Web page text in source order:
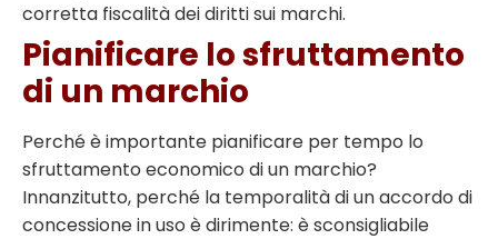
corretta fiscalità dei diritti sui marchi.
Pianificare lo sfruttamento
di un marchio
Perché è importante pianificare per tempo lo
sfruttamento economico di un marchio?
Innanzitutto, perché la temporalità di un accordo di
concessione in uso è dirimente: è sconsigliabile